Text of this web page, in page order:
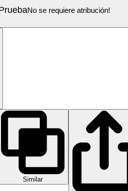
No se requiere atribución!
Similar